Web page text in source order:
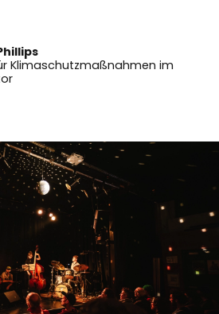
Klimaschutzmaßnahmen im